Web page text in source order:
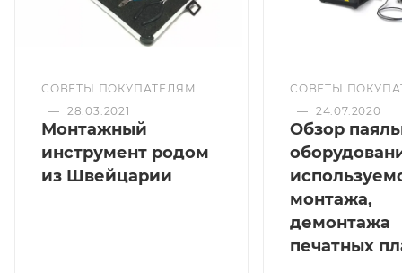
СОВЕТЫ ПОКУПАТЕЛЯМ
— 28.03.2021
Монтажный
инструмент родом
из Швейцарии
СОВЕТЫ
— 24.07.2020
Обзор
монтажа,
демонтажа
печатных